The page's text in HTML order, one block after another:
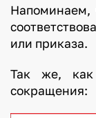
Напоминаем,
или приказа.
Так же, как
сокращения: